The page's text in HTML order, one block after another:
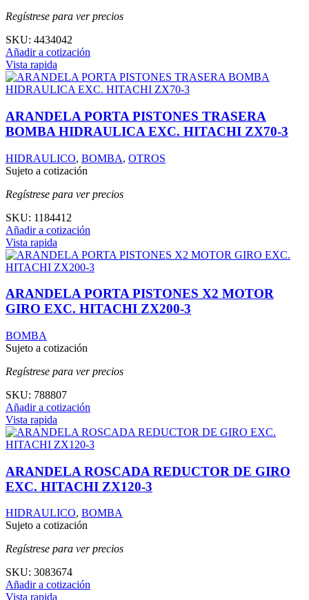
Regístrese para ver precios
SKU: 4434042
Añadir a cotización
Vista rapida
ARANDELA PORTA PISTONES TRASERA
BOMBA HIDRAULICA EXC. HITACHI ZX70-3
HIDRAULICO, BOMBA, OTROS
Sujeto a cotización
Regístrese para ver precios
SKU: 1184412
Añadir a cotización
Vista rapida
ARANDELA PORTA PISTONES X2 MOTOR
GIRO EXC. HITACHI ZX200-3
BOMBA
Sujeto a cotización
Regístrese para ver precios
SKU: 788807
Añadir a cotización
Vista rapida
ARANDELA ROSCADA REDUCTOR DE GIRO
EXC. HITACHI ZX120-3
HIDRAULICO, BOMBA
Sujeto a cotización
Regístrese para ver precios
SKU: 3083674
Añadir a cotización
Vista rapida